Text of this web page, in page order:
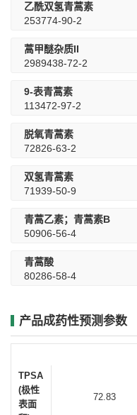
乙酰双氢青蒿素
253774-90-2
蒿甲醚杂质II
2989438-72-2
9-表青蒿素
113472-97-2
脱氧青蒿素
72826-63-2
双氢青蒿素
71939-50-9
青蒿乙素；青蒿素B
50906-56-4
青蒿酸
80286-58-4
产品成药性预测参数
TPSA
(极性
表面
72.83